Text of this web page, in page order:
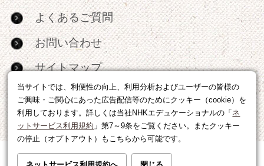
当サイトでは、利便性の向上、利用分析およびユーザーの皆様の
ご興味・ご関心にあった広告配信等のためにクッキー（cookie）を
利用しております。詳しくは当社NHKエデュケーショナルの「 ネ
ットサービス利用規約 」第7～9条をご覧ください。またクッキー
の停止（オプトアウト）もこちらから可能です。
よくあるご質問
お問い合わせ
サイトマップ
RSS
広告出稿・パートナーシップについて
利用規約|個人情報の取り扱いについて